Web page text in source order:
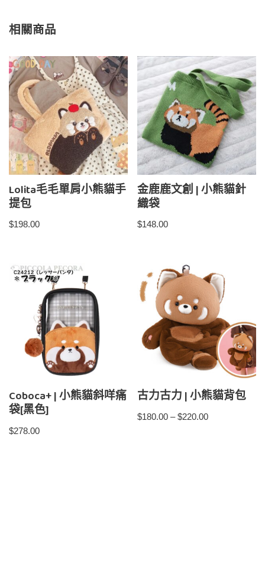
相關商品
Lolita毛毛單肩小熊貓手
提包
$198.00
金鹿鹿文創 | 小熊貓針
織袋
$148.00
Coboca+ | 小熊貓斜咩痛
袋[黑色]
$278.00
古力古力 | 小熊貓背包
$180.00 – $220.00